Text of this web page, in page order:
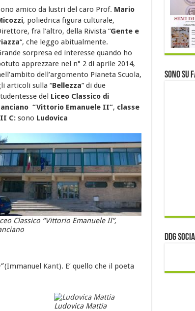
amico da lustri del caro Prof. Mario
, poliedrica figura culturale,
fra l’altro, della Rivista “Gente e
“, che leggo abitualmente.
sorpresa ed interesse quando ho
apprezzare nel n° 2 di aprile 2014,
dell’argomento Pianeta Scuola,
articoli sulla “Bellezza” di due
del Liceo Classico di
“Vittorio Emanuele II”, classe
C: sono Ludovica
Classico “Vittorio Emanuele II”,
(Immanuel Kant). E’ quello che il poeta
Ludovica Mattia
Sono su
ddg